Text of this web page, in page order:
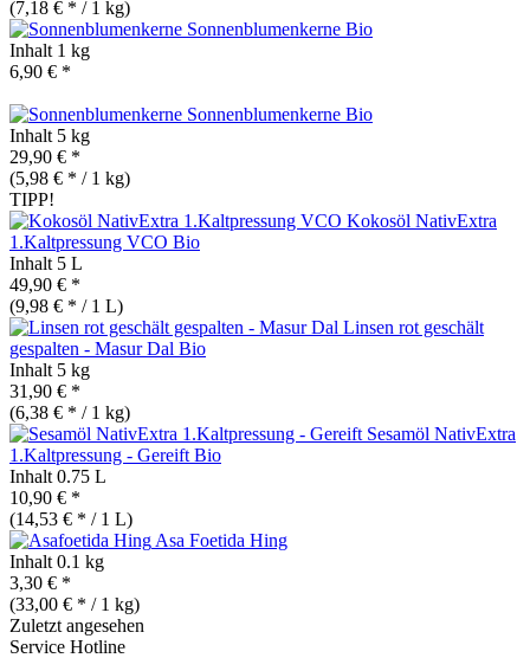
(7,18 € * / 1 kg)
Sonnenblumenkerne Bio
Inhalt 1 kg
6,90 € *
Sonnenblumenkerne Bio
Inhalt 5 kg
29,90 € *
(5,98 € * / 1 kg)
TIPP!
Kokosöl NativExtra
1.Kaltpressung VCO Bio
Inhalt 5 L
49,90 € *
(9,98 € * / 1 L)
Linsen rot geschält
gespalten - Masur Dal Bio
Inhalt 5 kg
31,90 € *
(6,38 € * / 1 kg)
Sesamöl NativExtra
1.Kaltpressung - Gereift Bio
Inhalt 0.75 L
10,90 € *
(14,53 € * / 1 L)
Asa Foetida Hing
Inhalt 0.1 kg
3,30 € *
(33,00 € * / 1 kg)
Zuletzt angesehen
Service Hotline